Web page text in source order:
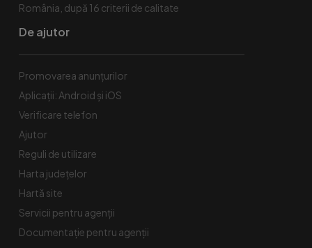
România, după 16 criterii de calitate
De ajutor
Promovarea anunțurilor
Aplicații: Android și iOS
Verificare telefon
Ajutor
Reguli de utilizare
Harta județelor
Hartă site
Servicii pentru agenții
Documentație pentru agenții